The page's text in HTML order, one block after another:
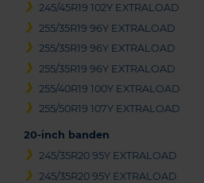
245/45R19 102Y EXTRALOAD
255/35R19 96Y EXTRALOAD
255/35R19 96Y EXTRALOAD
255/35R19 96Y EXTRALOAD
255/40R19 100Y EXTRALOAD
255/50R19 107Y EXTRALOAD
20-inch banden
245/35R20 95Y EXTRALOAD
245/35R20 95Y EXTRALOAD